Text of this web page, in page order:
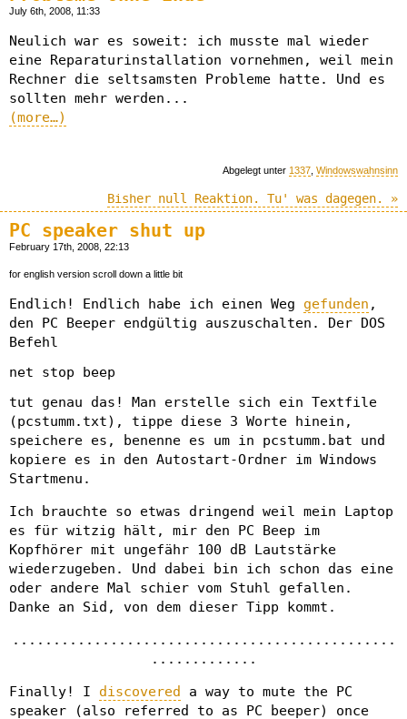
July 6th, 2008, 11:33
Neulich war es soweit: ich musste mal wieder
eine Reparaturinstallation vornehmen, weil mein
Rechner die seltsamsten Probleme hatte. Und es
sollten mehr werden...
(more…)
Abgelegt unter 1337 Windowswahnsinn
Bisher null Reaktion. Tu' was dagegen. »
PC speaker shut up
February 17th, 2008, 22:13
for english version scroll down a little bit
Endlich! Endlich habe ich einen Weg gefunden ,
den PC Beeper endgültig auszuschalten. Der DOS
Befehl
net stop beep
tut genau das! Man erstelle sich ein Textfile
(pcstumm.txt), tippe diese 3 Worte hinein,
speichere es, benenne es um in pcstumm.bat und
kopiere es in den Autostart-Ordner im Windows
Startmenu.
Ich brauchte so etwas dringend weil mein Laptop
es für witzig hält, mir den PC Beep im
Kopfhörer mit ungefähr 100 dB Lautstärke
wiederzugeben. Und dabei bin ich schon das eine
oder andere Mal schier vom Stuhl gefallen.
Danke an Sid, von dem dieser Tipp kommt.
...............................................
.............
Finally! I discovered
a way to mute the PC
speaker (also referred to as PC beeper) once